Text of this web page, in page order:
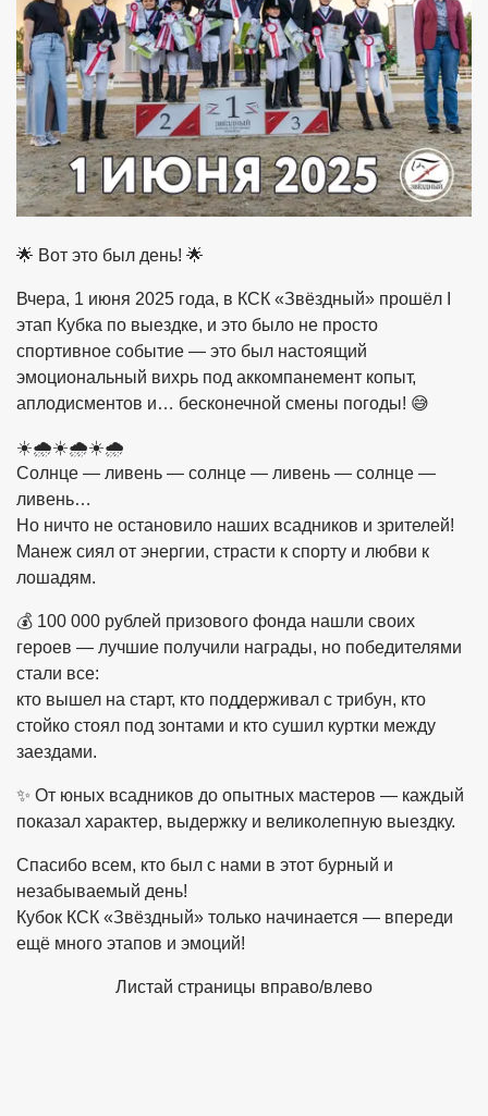
🌟 Вот это был день! 🌟
Вчера, 1 июня 2025 года, в КСК «Звёздный» прошёл I
этап Кубка по выездке, и это было не просто
спортивное событие — это был настоящий
эмоциональный вихрь под аккомпанемент копыт,
аплодисментов и… бесконечной смены погоды! 😅
☀️🌧☀️🌧☀️🌧
Солнце — ливень — солнце — ливень — солнце —
ливень…
Но ничто не остановило наших всадников и зрителей!
Манеж сиял от энергии, страсти к спорту и любви к
лошадям.
💰 100 000 рублей призового фонда нашли своих
героев — лучшие получили награды, но победителями
стали все:
кто вышел на старт, кто поддерживал с трибун, кто
стойко стоял под зонтами и кто сушил куртки между
заездами.
✨ От юных всадников до опытных мастеров — каждый
показал характер, выдержку и великолепную выездку.
Спасибо всем, кто был с нами в этот бурный и
незабываемый день!
Кубок КСК «Звёздный» только начинается — впереди
ещё много этапов и эмоций!
Листай страницы вправо/влево